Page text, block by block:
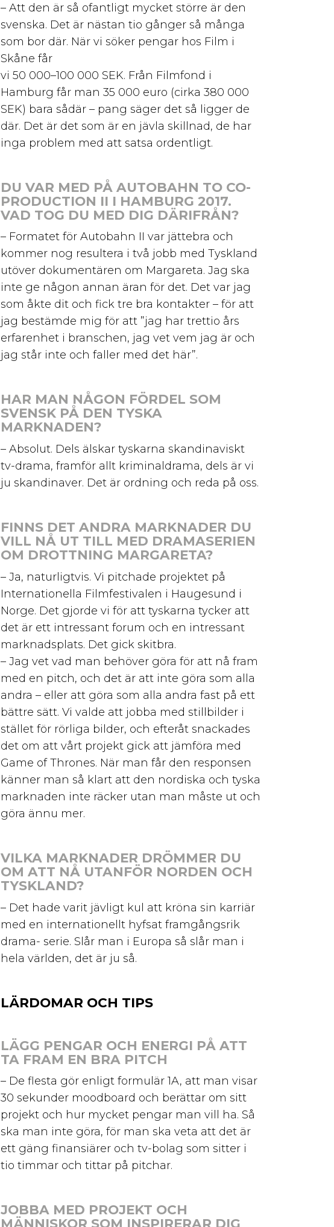
– Att den är så ofantligt mycket större är den
svenska. Det är nästan tio gånger så många
som bor där. När vi söker pengar hos Film i
Skåne får
vi 50 000–100 000 SEK. Från Filmfond i
Hamburg får man 35 000 euro (cirka 380 000
SEK) bara sådär – pang säger det så ligger de
där. Det är det som är en jävla skillnad, de har
inga problem med att satsa ordentligt.
DU VAR MED PÅ AUTOBAHN TO CO-
PRODUCTION II I HAMBURG 2017.
VAD TOG DU MED DIG DÄRIFRÅN?
– Formatet för Autobahn II var jättebra och
kommer nog resultera i två jobb med Tyskland
utöver dokumentären om Margareta. Jag ska
inte ge någon annan äran för det. Det var jag
som åkte dit och fick tre bra kontakter – för att
jag bestämde mig för att ”jag har trettio års
erfarenhet i branschen, jag vet vem jag är och
jag står inte och faller med det här”.
HAR MAN NÅGON FÖRDEL SOM
SVENSK PÅ DEN TYSKA
MARKNADEN?
– Absolut. Dels älskar tyskarna skandinaviskt
tv-drama, framför allt kriminaldrama, dels är vi
ju skandinaver. Det är ordning och reda på oss.
FINNS DET ANDRA MARKNADER DU
VILL NÅ UT TILL MED DRAMASERIEN
OM DROTTNING MARGARETA?
– Ja, naturligtvis. Vi pitchade projektet på
Internationella Filmfestivalen i Haugesund i
Norge. Det gjorde vi för att tyskarna tycker att
det är ett intressant forum och en intressant
marknadsplats. Det gick skitbra.
– Jag vet vad man behöver göra för att nå fram
med en pitch, och det är att inte göra som alla
andra – eller att göra som alla andra fast på ett
bättre sätt. Vi valde att jobba med stillbilder i
stället för rörliga bilder, och efteråt snackades
det om att vårt projekt gick att jämföra med
Game of Thrones. När man får den responsen
känner man så klart att den nordiska och tyska
marknaden inte räcker utan man måste ut och
göra ännu mer.
VILKA MARKNADER DRÖMMER DU
OM ATT NÅ UTANFÖR NORDEN OCH
TYSKLAND?
– Det hade varit jävligt kul att kröna sin karriär
med en internationellt hyfsat framgångsrik
drama- serie. Slår man i Europa så slår man i
hela världen, det är ju så.
LÄRDOMAR OCH TIPS
LÄGG PENGAR OCH ENERGI PÅ ATT
TA FRAM EN BRA PITCH
– De flesta gör enligt formulär 1A, att man visar
30 sekunder moodboard och berättar om sitt
projekt och hur mycket pengar man vill ha. Så
ska man inte göra, för man ska veta att det är
ett gäng finansiärer och tv-bolag som sitter i
tio timmar och tittar på pitchar.
JOBBA MED PROJEKT OCH
MÄNNISKOR SOM INSPIRERAR DIG